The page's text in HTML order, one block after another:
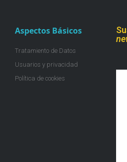
Aspectos Básicos
Tratamiento de Datos
Usuarios y privacidad
Política de cookies